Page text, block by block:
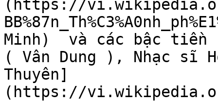
(https://vi.wikipedia.org/
Minh)  và các bậc tiền
( Vân Dung ), Nhạc sĩ
Thuyên]
(https://